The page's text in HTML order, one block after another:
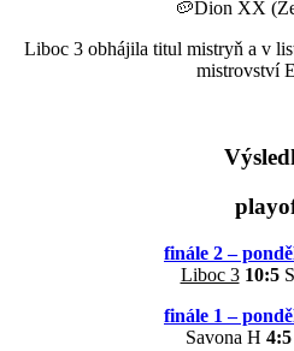
🥔Dion XX
Liboc 3 obhájila titul mistryň a v
mistrovství
finále 2 –
Liboc 3 10:5
finále 1 –
Savona H 4:5